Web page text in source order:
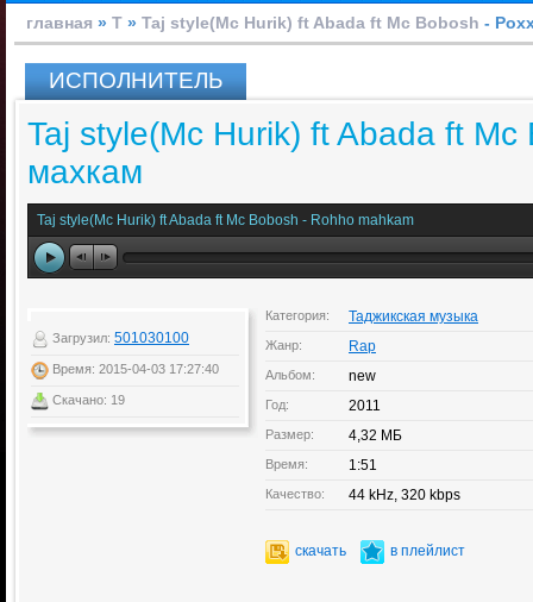
главная » T » Taj style(Mc Hurik) ft Abada ft Mc Bobosh -
ИСПОЛНИТЕЛЬ
Taj style(Mc Hurik) ft Abada ft Mc
махкам
Taj style(Mc Hurik) ft Abada ft Mc Bobosh - Rohho mahkam
Загрузил: 501030100
Время: 2015-04-03 17:27:40
Скачано: 19
Категория: Таджикская музыка
Жанр: Rap
Альбом: new
Год: 2011
Размер: 4,32 МБ
Время: 1:51
Качество: 44 kHz, 320 kbps
скачать в плейлист